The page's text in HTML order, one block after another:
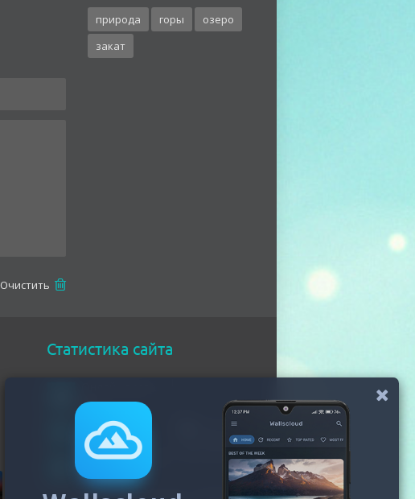
Oчистить
природа горы
озеро
закат
Статистика сайта
95
Гостей
93
Пользователей
2